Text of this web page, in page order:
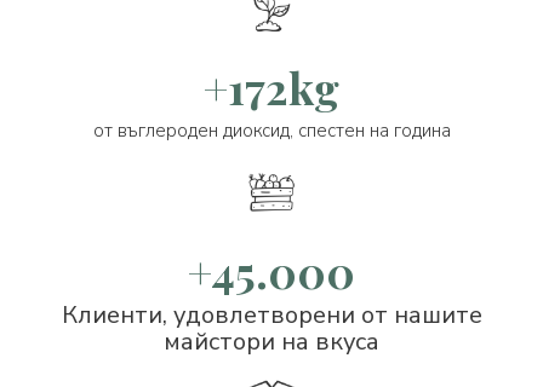
+172kg
от въглероден диоксид, спестен на година
+45.000
Клиенти, удовлетворени от нашите
майстори на вкуса